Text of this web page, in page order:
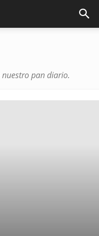
pan diario.